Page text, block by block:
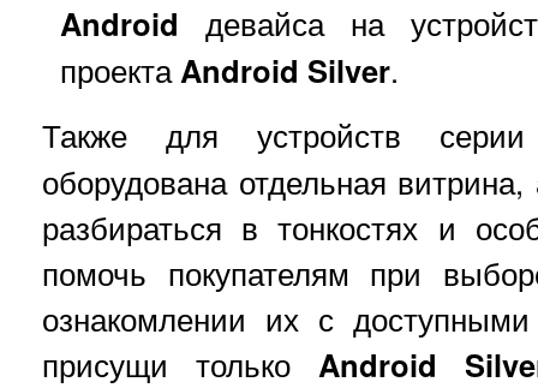
Android девайса на
проектаAndroid Silver.
Также для устройств
оборудована отдельная
разбираться в тонкостях и
помочь покупателям при
ознакомлении их с
присущи только Android